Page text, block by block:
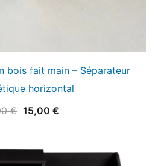
bois fait main – Séparateur
horizontal
€ Le
15,00 €